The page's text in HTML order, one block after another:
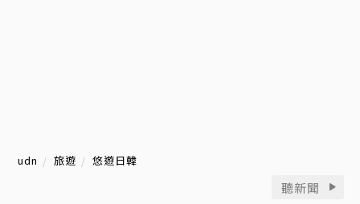
udn 旅遊 悠遊日韓
聽新聞